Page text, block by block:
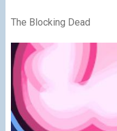
The Blocking Dead